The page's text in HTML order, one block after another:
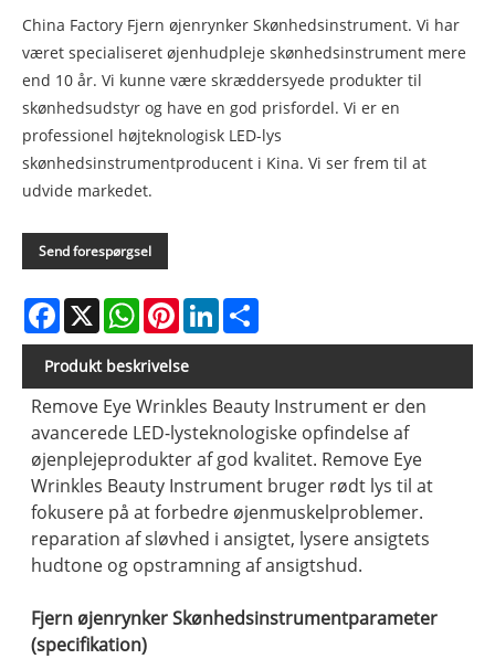
China Factory Fjern øjenrynker Skønhedsinstrument. Vi har
været specialiseret øjenhudpleje skønhedsinstrument mere
end 10 år. Vi kunne være skræddersyede produkter til
skønhedsudstyr og have en god prisfordel. Vi er en
professionel højteknologisk LED-lys
skønhedsinstrumentproducent i Kina. Vi ser frem til at
udvide markedet.
Send forespørgsel
Facebook
X WhatsAppPinterestLinkedIn
Produkt beskrivelse
Remove Eye Wrinkles Beauty Instrument er den
avancerede LED-lysteknologiske opfindelse af
øjenplejeprodukter af god kvalitet. Remove Eye
Wrinkles Beauty Instrument bruger rødt lys til at
fokusere på at forbedre øjenmuskelproblemer.
reparation af sløvhed i ansigtet, lysere ansigtets
hudtone og opstramning af ansigtshud.
Fjern øjenrynker Skønhedsinstrumentparameter
(specifikation)